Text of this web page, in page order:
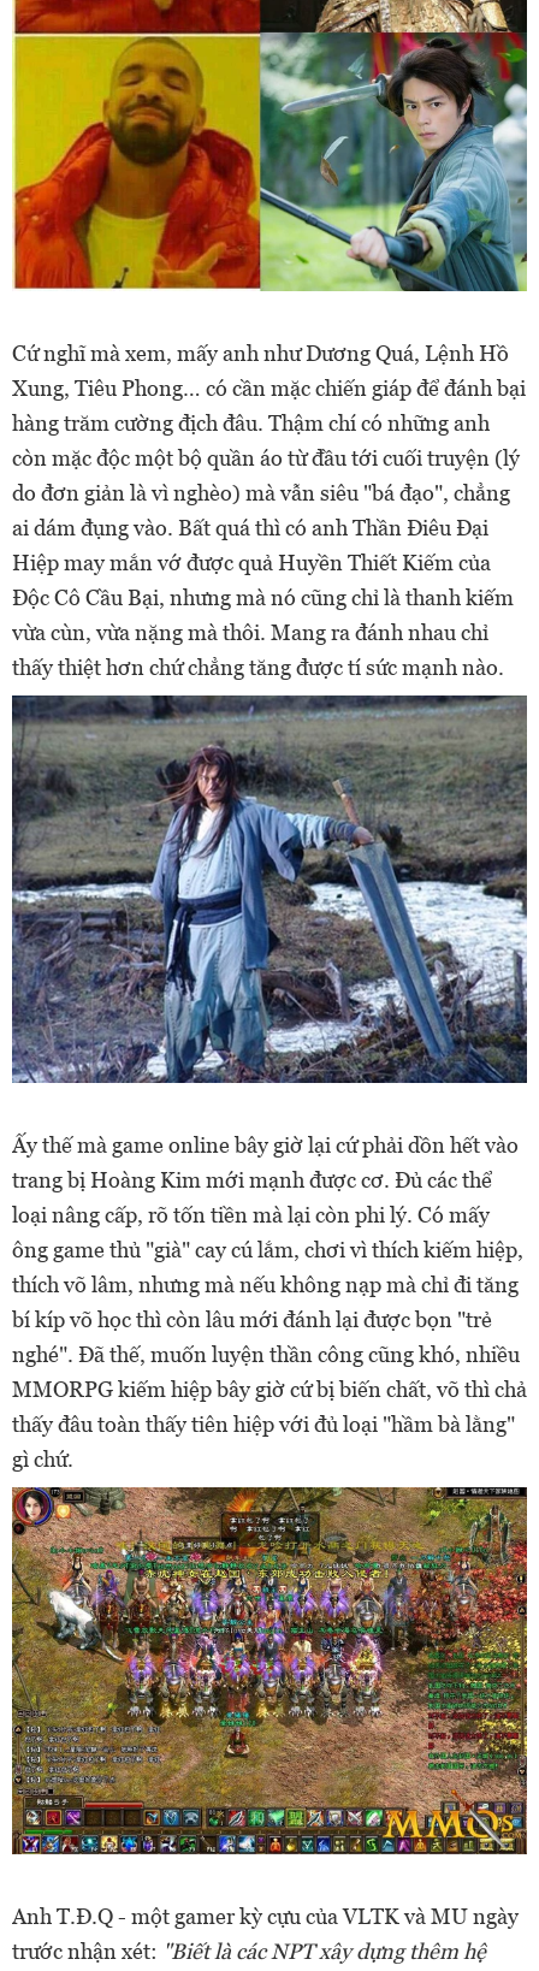
Cứ nghĩ mà xem, mấy anh như Dương Quá, Lệnh Hồ
Xung, Tiêu Phong… có cần mặc chiến giáp để đánh bại
hàng trăm cường địch đâu. Thậm chí có những anh
còn mặc độc một bộ quần áo từ đầu tới cuối truyện (lý
do đơn giản là vì nghèo) mà vẫn siêu "bá đạo", chẳng
ai dám đụng vào. Bất quá thì có anh Thần Điêu Đại
Hiệp may mắn vớ được quả Huyền Thiết Kiếm của
Độc Cô Cầu Bại, nhưng mà nó cũng chỉ là thanh kiếm
vừa cùn, vừa nặng mà thôi. Mang ra đánh nhau chỉ
thấy thiệt hơn chứ chẳng tăng được tí sức mạnh nào.
Ấy thế mà game online bây giờ lại cứ phải dồn hết vào
trang bị Hoàng Kim mới mạnh được cơ. Đủ các thể
loại nâng cấp, rõ tốn tiền mà lại còn phi lý. Có mấy
ông game thủ "già" cay cú lắm, chơi vì thích kiếm hiệp,
thích võ lâm, nhưng mà nếu không nạp mà chỉ đi tăng
bí kíp võ học thì còn lâu mới đánh lại được bọn "trẻ
nghé". Đã thế, muốn luyện thần công cũng khó, nhiều
MMORPG kiếm hiệp bây giờ cứ bị biến chất, võ thì chả
thấy đâu toàn thấy tiên hiệp với đủ loại "hầm bà lằng"
gì chứ.
Anh T.Đ.Q - một gamer kỳ cựu của VLTK và MU ngày
trước nhận xét: "Biết là các NPT xây dựng thêm hệ